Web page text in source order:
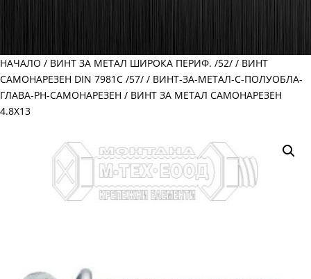
НАЧАЛО / ВИНТ ЗА МЕТАЛ ШИРОКА ПЕРИФ. /52/ / ВИНТ
САМОНАРЕЗЕН DIN 7981C /57/ / ВИНТ-ЗА-МЕТАЛ-С-ПОЛУОБЛА-
ГЛАВА-PH-САМОНАРЕЗЕН / ВИНТ ЗА МЕТАЛ САМОНАРЕЗЕН
4.8Х13